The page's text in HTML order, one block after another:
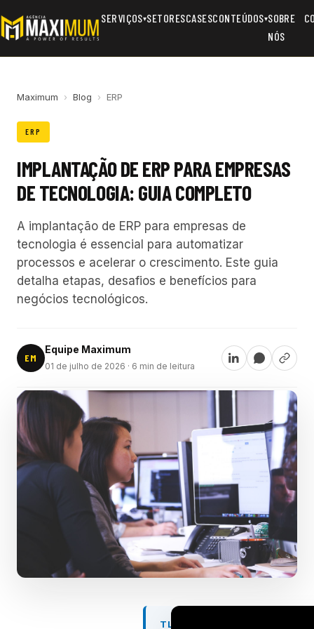
SERVIÇOS▾SETORESCASESCONTEÚDOS▾SOBRE
NÓS
Maximum › Blog › ERP
ERP
IMPLANTAÇÃO DE ERP PARA EMPRESAS
DE TECNOLOGIA: GUIA COMPLETO
A implantação de ERP para empresas de
tecnologia é essencial para automatizar
processos e acelerar o crescimento. Este guia
detalha etapas, desafios e benefícios para
negócios tecnológicos.
EM
Equipe Maximum
01 de julho de 2026 · 6 min de leitura
TL;DR